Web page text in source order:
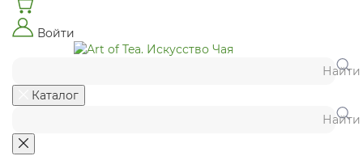
Войти
Найти
Каталог
Найти